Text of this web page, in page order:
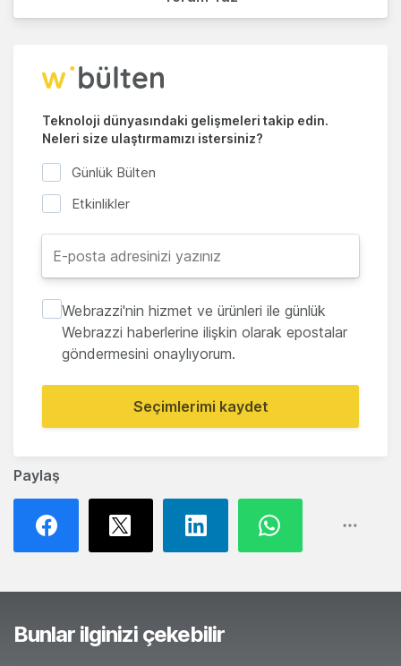
Paylaş
Teknoloji dünyasındaki gelişmeleri takip edin.
Neleri size ulaştırmamızı istersiniz?
Günlük Bülten
Etkinlikler
Webrazzi'nin hizmet ve ürünleri ile günlük
Webrazzi haberlerine ilişkin olarak epostalar
göndermesini onaylıyorum.
Seçimlerimi kaydet
Bunlar ilginizi çekebilir